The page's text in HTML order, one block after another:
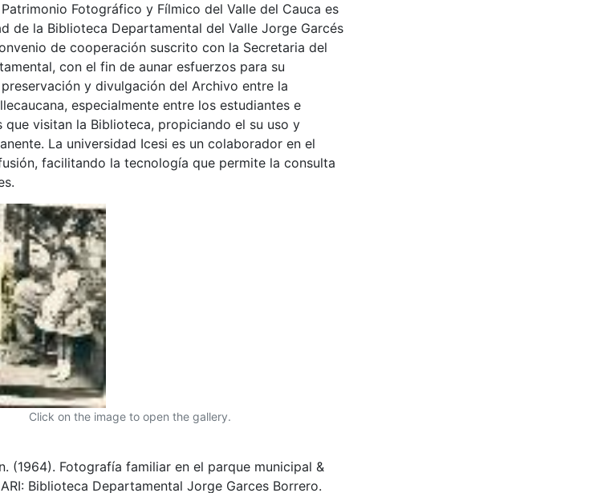
Fotográfico y Fílmico del Valle del Cauca es
de la Biblioteca Departamental del Valle Jorge Garcés
de cooperación suscrito con la Secretaria del
con el fin de aunar esfuerzos para su
y divulgación del Archivo entre la
especialmente entre los estudiantes e
que visitan la Biblioteca, propiciando el su uso y
La universidad Icesi es un colaborador en el
facilitando la tecnología que permite la consulta
Click on the image to open the gallery.
(1964). Fotografía familiar en el parque municipal &
Biblioteca Departamental Jorge Garces Borrero.